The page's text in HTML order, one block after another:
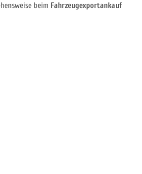
beim Fahrzeugexportankauf